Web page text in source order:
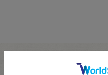
切り売り商品